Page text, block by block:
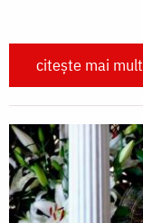
citește mai mult